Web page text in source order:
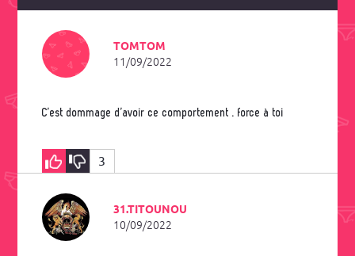
TOMTOM
11/09/2022
C’est dommage d’avoir ce comportement . force à toi
3
31.TITOUNOU
10/09/2022